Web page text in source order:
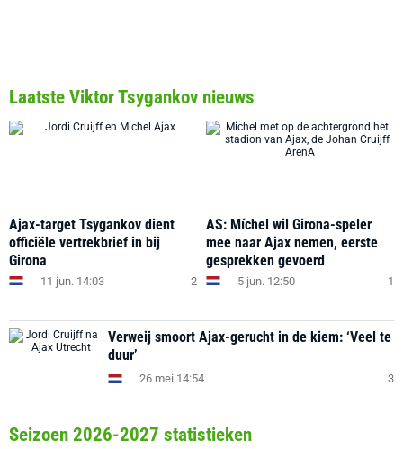
Laatste Viktor Tsygankov nieuws
Ajax-target Tsygankov dient
officiële vertrekbrief in bij
Girona
11 jun. 14:03 2
AS: Míchel wil Girona-speler
mee naar Ajax nemen, eerste
gesprekken gevoerd
5 jun. 12:50 1
Verweij smoort Ajax-gerucht in de kiem: ‘Veel te
duur’
26 mei 14:54 3
Seizoen 2026-2027 statistieken